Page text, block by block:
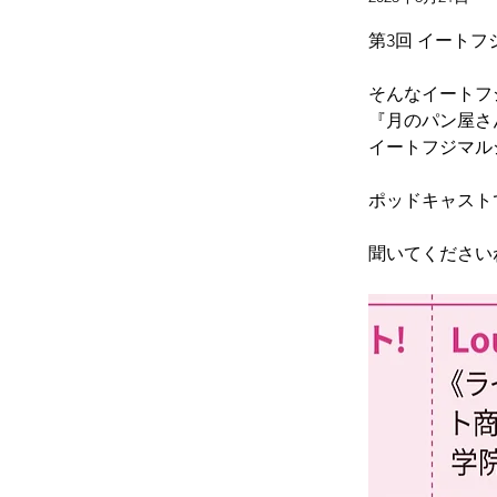
第3回 イートフ
そんなイート
『月のパン屋
イートフジマ
ポッドキャス
聞いてください